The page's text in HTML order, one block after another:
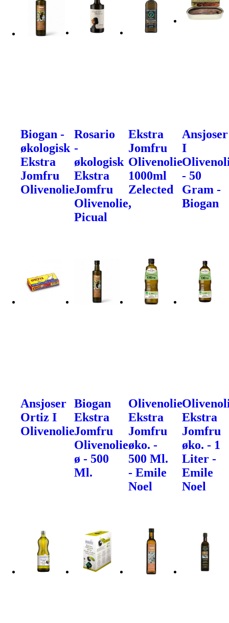
Biogan -
økologisk
Ekstra
Jomfru
Olivenolie
Rosario
-
økologisk
Ekstra
Jomfru
Olivenolie,
Picual
Ekstra
Jomfru
Olivenolie
1000ml
Zelected
Ansjoser
I
- 50
Gram -
Biogan
Ansjoser
Ortiz I
Olivenolie
Biogan
Ekstra
Jomfru
Olivenolie
ø - 500
Ml.
Olivenolie
Ekstra
Jomfru
øko. -
500 Ml.
- Emile
Noel
Ekstra
Jomfru
øko. - 1
Liter -
Emile
Noel